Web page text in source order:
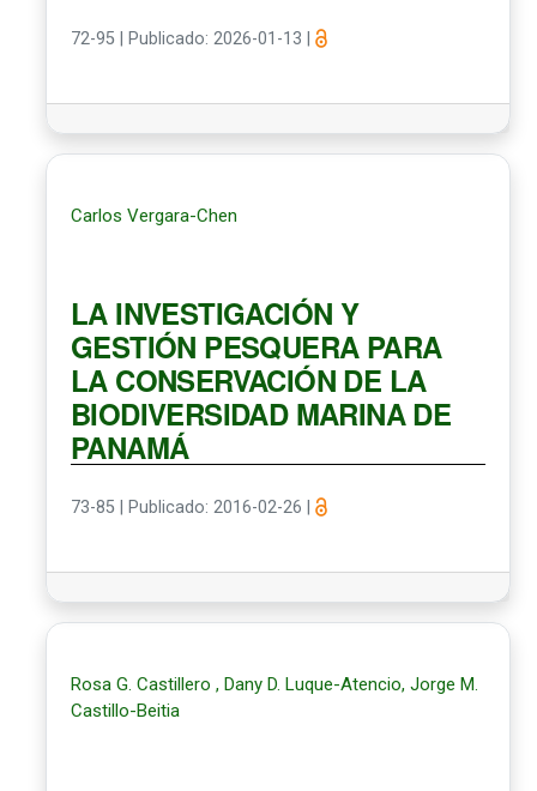
72-95 Publicado: 2026-01-13
Carlos Vergara-Chen
LA INVESTIGACIÓN Y
GESTIÓN PESQUERA PARA
LA CONSERVACIÓN DE LA
BIODIVERSIDAD MARINA DE
PANAMÁ
73-85 Publicado: 2016-02-26
Rosa G. Castillero , Dany D. Luque-Atencio, Jorge M.
Castillo-Beitia